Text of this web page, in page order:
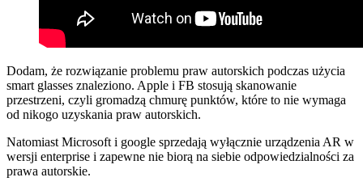
Dodam, że rozwiązanie problemu praw autorskich podczas użycia
smart glasses znaleziono. Apple i FB stosują skanowanie
przestrzeni, czyli gromadzą chmurę punktów, które to nie wymaga
od nikogo uzyskania praw autorskich.
Natomiast Microsoft i google sprzedają wyłącznie urządzenia AR w
wersji enterprise i zapewne nie biorą na siebie odpowiedzialności za
prawa autorskie.